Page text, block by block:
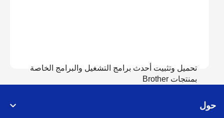
تحميل وتثبيت أحدث برامج التشغيل والبرامج الخاصة
بمنتجات Brother
حول